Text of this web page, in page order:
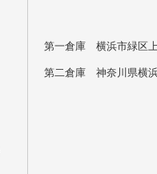
第一倉庫 横浜市緑区
第二倉庫 神奈川県横